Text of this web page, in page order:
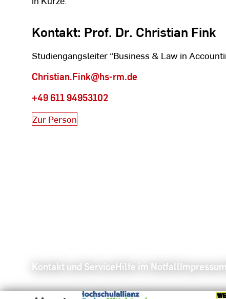
Kontakt: Prof. Dr. Christian Fink
Studiengangsleiter “Business & Law in
Christian.Fink@hs-rm.de
+49 611 94953102
Zur Person
Kontakt und ServiceHilfe im NotfallImpressum